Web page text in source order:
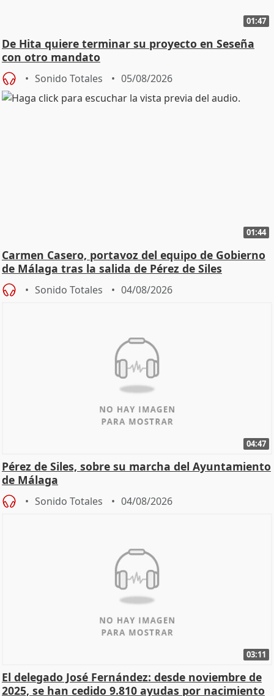
01:47
De Hita quiere terminar su proyecto en Seseña
con otro mandato
Sonido Totales 05/08/2026
01:44
Carmen Casero, portavoz del equipo de Gobierno
de Málaga tras la salida de Pérez de Siles
Sonido Totales 04/08/2026
04:47
Pérez de Siles, sobre su marcha del Ayuntamiento
de Málaga
Sonido Totales 04/08/2026
03:11
El delegado José Fernández: desde noviembre de
2025, se han cedido 9.810 ayudas por nacimiento